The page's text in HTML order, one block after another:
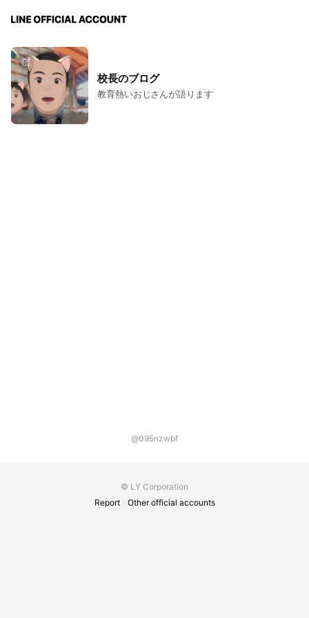
校長のブログ
教育熱いおじさんが語ります
@095nzwbf
© LY Corporation
Report
Other official accounts